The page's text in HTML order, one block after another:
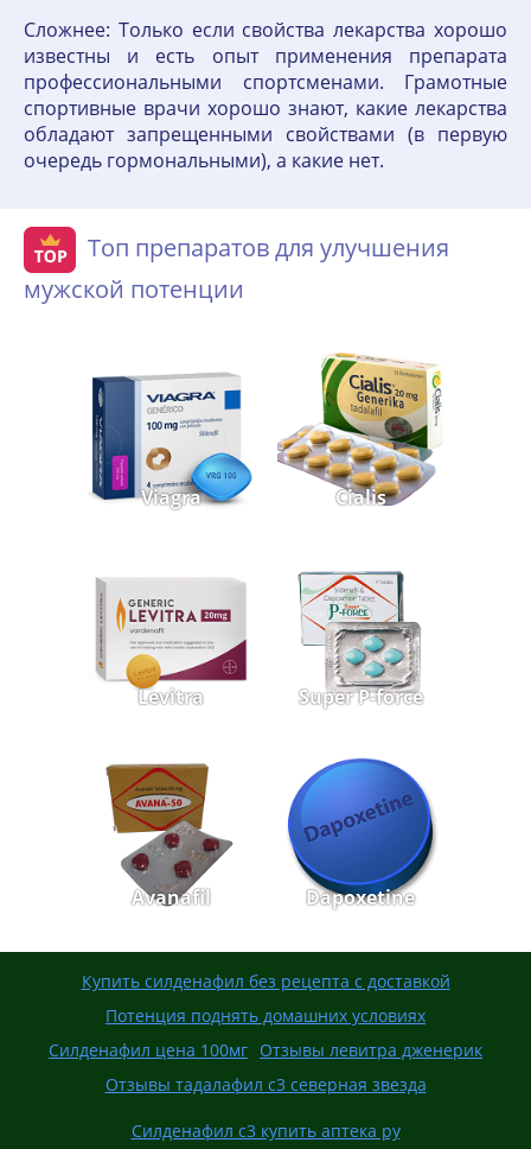
Сложнее: Только если свойства лекарства хорошо
известны и есть опыт применения препарата
профессиональными спортсменами. Грамотные
спортивные врачи хорошо знают, какие лекарства
обладают запрещенными свойствами (в первую
очередь гормональными), а какие нет.
Топ препаратов для улучшения
мужской потенции
Viagra Cialis
Levitra Super P-force
Avanafil Dapoxetine
Купить силденафил без рецепта с доставкой
Потенция поднять домашних условиях
Силденафил цена 100мг Отзывы левитра дженерик
Отзывы тадалафил с3 северная звезда
Силденафил с3 купить аптека ру